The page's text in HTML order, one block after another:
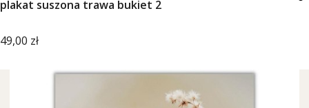
plakat suszona trawa bukiet 2
Cena
49,00 zł